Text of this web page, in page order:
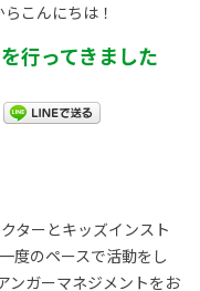
こんにちは！
行ってきました
ターとキッズインスト
度のペースで活動をし
ンガーマネジメントをお